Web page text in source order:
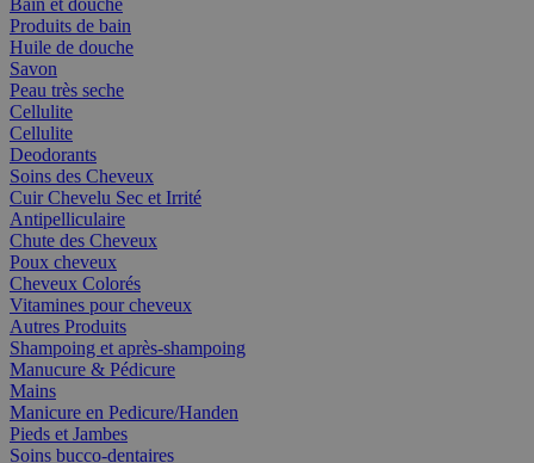
Bain et douche
Produits de bain
Huile de douche
Savon
Peau très seche
Cellulite
Cellulite
Deodorants
Soins des Cheveux
Cuir Chevelu Sec et Irrité
Antipelliculaire
Chute des Cheveux
Poux cheveux
Cheveux Colorés
Vitamines pour cheveux
Autres Produits
Shampoing et après-shampoing
Manucure & Pédicure
Mains
Manicure en Pedicure/Handen
Pieds et Jambes
Soins bucco-dentaires